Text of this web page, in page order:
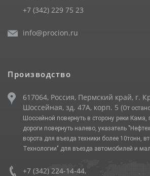
+7 (342) 229 75 23
info@procion.ru
Производство
617064, Россия, Пермский край, г.
Шоссейная, зд. 47А, корп. 5 (От
Шоссейной повернуть в сторону реки Кама,
дороги повернуть налево, указатель
ворота для въезда техники более 10тонн,
Технологии" для въезда автомобилей и
+7 (342) 224-14-44,